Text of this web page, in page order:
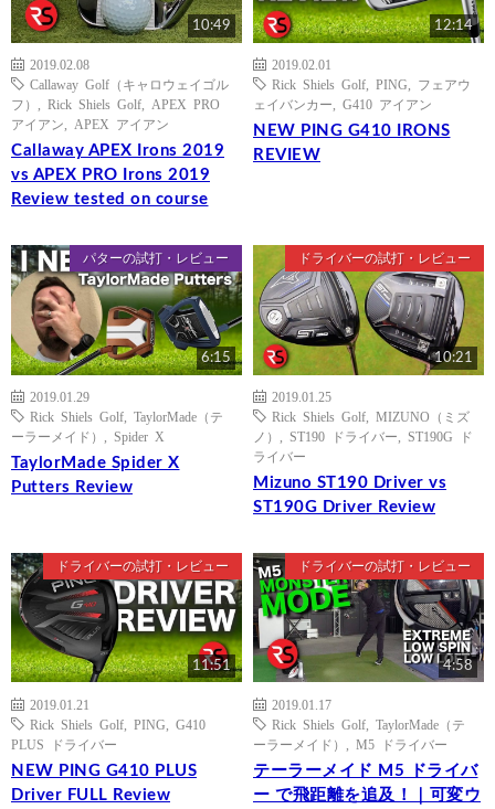
10:49
2019.02.08
Callaway Golf（キャロウェイゴル
フ）
Rick Shiels Golf
APEX PRO
アイアン
APEX アイアン
Callaway APEX Irons 2019
vs APEX PRO Irons 2019
Review tested on course
12:14
2019.02.01
Rick Shiels Golf
PING
フェアウ
ェイバンカー
G410 アイアン
NEW PING G410 IRONS
REVIEW
パターの試打・レビュー
6:15
2019.01.29
Rick Shiels Golf
TaylorMade（テ
ーラーメイド）
Spider X
TaylorMade Spider X
Putters Review
ドライバーの試打・レビュー
10:21
2019.01.25
Rick Shiels Golf
MIZUNO（ミズ
ノ）
ST190 ドライバー
ST190G ド
ライバー
Mizuno ST190 Driver vs
ST190G Driver Review
ドライバーの試打・レビュー
11:51
2019.01.21
Rick Shiels Golf
PING
G410
PLUS ドライバー
NEW PING G410 PLUS
Driver FULL Review
ドライバーの試打・レビュー
4:58
2019.01.17
Rick Shiels Golf
TaylorMade（テ
ーラーメイド）
M5 ドライバー
テーラーメイド M5 ドライバ
ー で飛距離を追及！｜可変ウ